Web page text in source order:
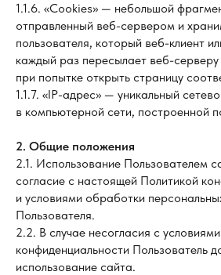
1.1.6. «Cookies» — небольшой
отправленный веб-сервером и
пользователя, который веб-клиент
каждый раз пересылает веб-
при попытке открыть страницу
1.1.7. «IP-адрес» — уникальный
в компьютерной сети, построенной
2. Общие положения
2.1. Использование Пользователем
согласие с настоящей Политикой
и условиями обработки
Пользователя.
2.2. В случае несогласия с
конфиденциальности Пользователь
использование сайта.